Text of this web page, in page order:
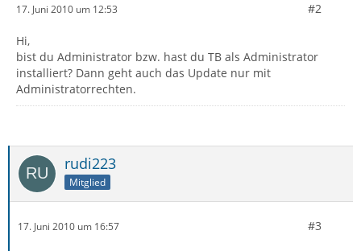
17. Juni 2010 um 12:53 #2
Hi,
bist du Administrator bzw. hast du TB als Administrator
installiert? Dann geht auch das Update nur mit
Administratorrechten.
rudi223
Mitglied
17. Juni 2010 um 16:57 #3